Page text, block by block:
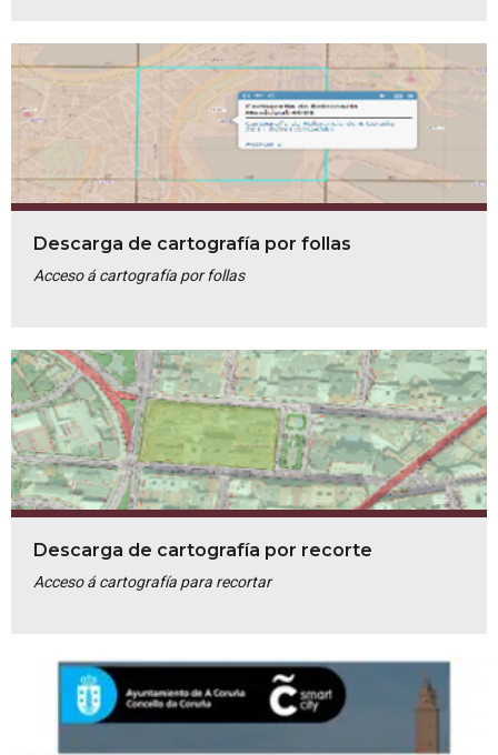
Descarga de cartografía por follas
Acceso á cartografía por follas
Descarga de cartografía por recorte
Acceso á cartografía para recortar